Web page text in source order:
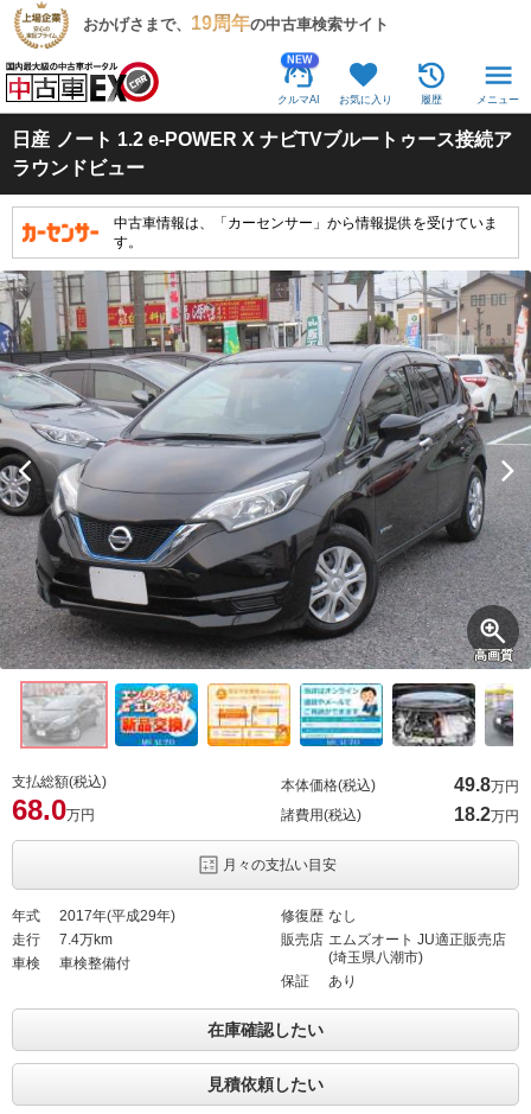
おかげさまで、 19周年の中古車検索サイト
NEW
クルマAI お気に入り 履歴 メニュー
日産 ノート 1.2 e-POWER X ナビTVブルートゥース接続ア
ラウンドビュー
中古車情報は、「カーセンサー」から情報提供を受けていま
す。
高画質
支払総額(税込)
68.0万円
本体価格(税込) 49.8万円
諸費用(税込)
18.2万円
月々の支払い目安
年式
2017年(平成29年)
走行
7.4万km
車検
車検整備付
修復歴 なし
販売店 エムズオート JU適正販売店
(埼玉県八潮市)
保証
あり
在庫確認したい
見積依頼したい